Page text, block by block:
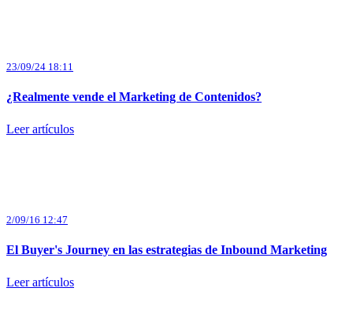
23/09/24 18:11
¿Realmente vende el Marketing de Contenidos?
Leer artículos
2/09/16 12:47
El Buyer's Journey en las estrategias de Inbound Marketing
Leer artículos